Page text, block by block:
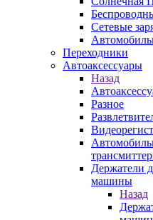
Сетевые
Переходники
Автоаксессуары
Назад
Разное
Держатели
машины
Назад